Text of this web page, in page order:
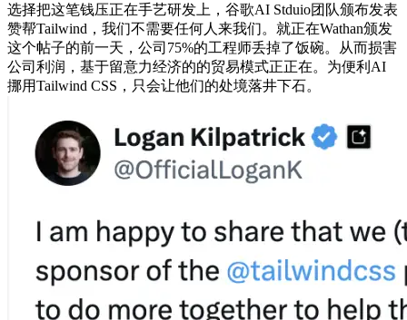
选择把这笔钱压正在手艺研发上，谷歌AI Stduio团队颁布发表
赞帮Tailwind，我们不需要任何人来我们。就正在Wathan颁发
这个帖子的前一天，公司75%的工程师丢掉了饭碗。从而损害
公司利润，基于留意力经济的的贸易模式正正在。为便利AI
挪用Tailwind CSS，只会让他们的处境落井下石。